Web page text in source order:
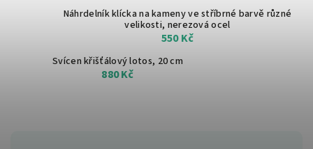
Náhrdelník klícka na kameny ve stříbrné barvě různé
velikosti, nerezová ocel
550 Kč
Svícen křišťálový lotos, 20 cm
880 Kč